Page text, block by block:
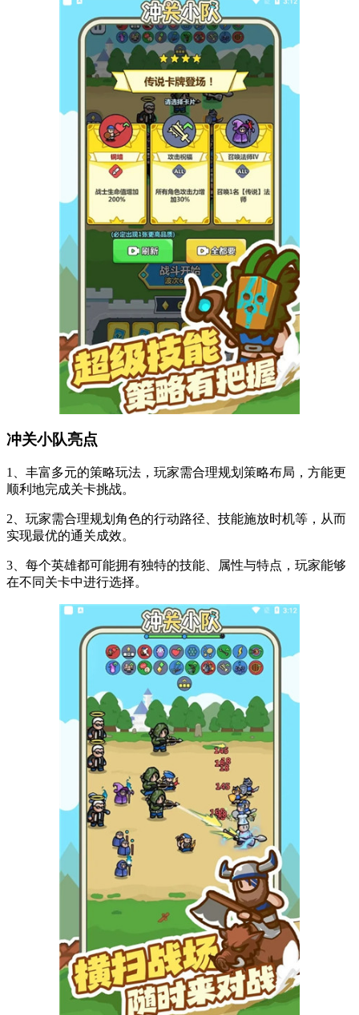
冲关小队亮点
1、丰富多元的策略玩法，玩家需合理规划策略布局，方能更
顺利地完成关卡挑战。
2、玩家需合理规划角色的行动路径、技能施放时机等，从而
实现最优的通关成效。
3、每个英雄都可能拥有独特的技能、属性与特点，玩家能够
在不同关卡中进行选择。